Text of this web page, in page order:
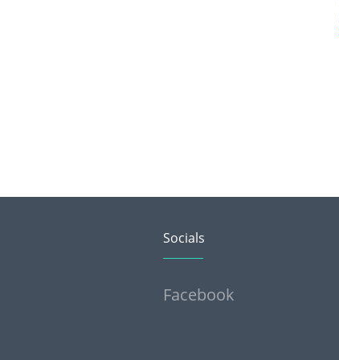
Socials
Facebook